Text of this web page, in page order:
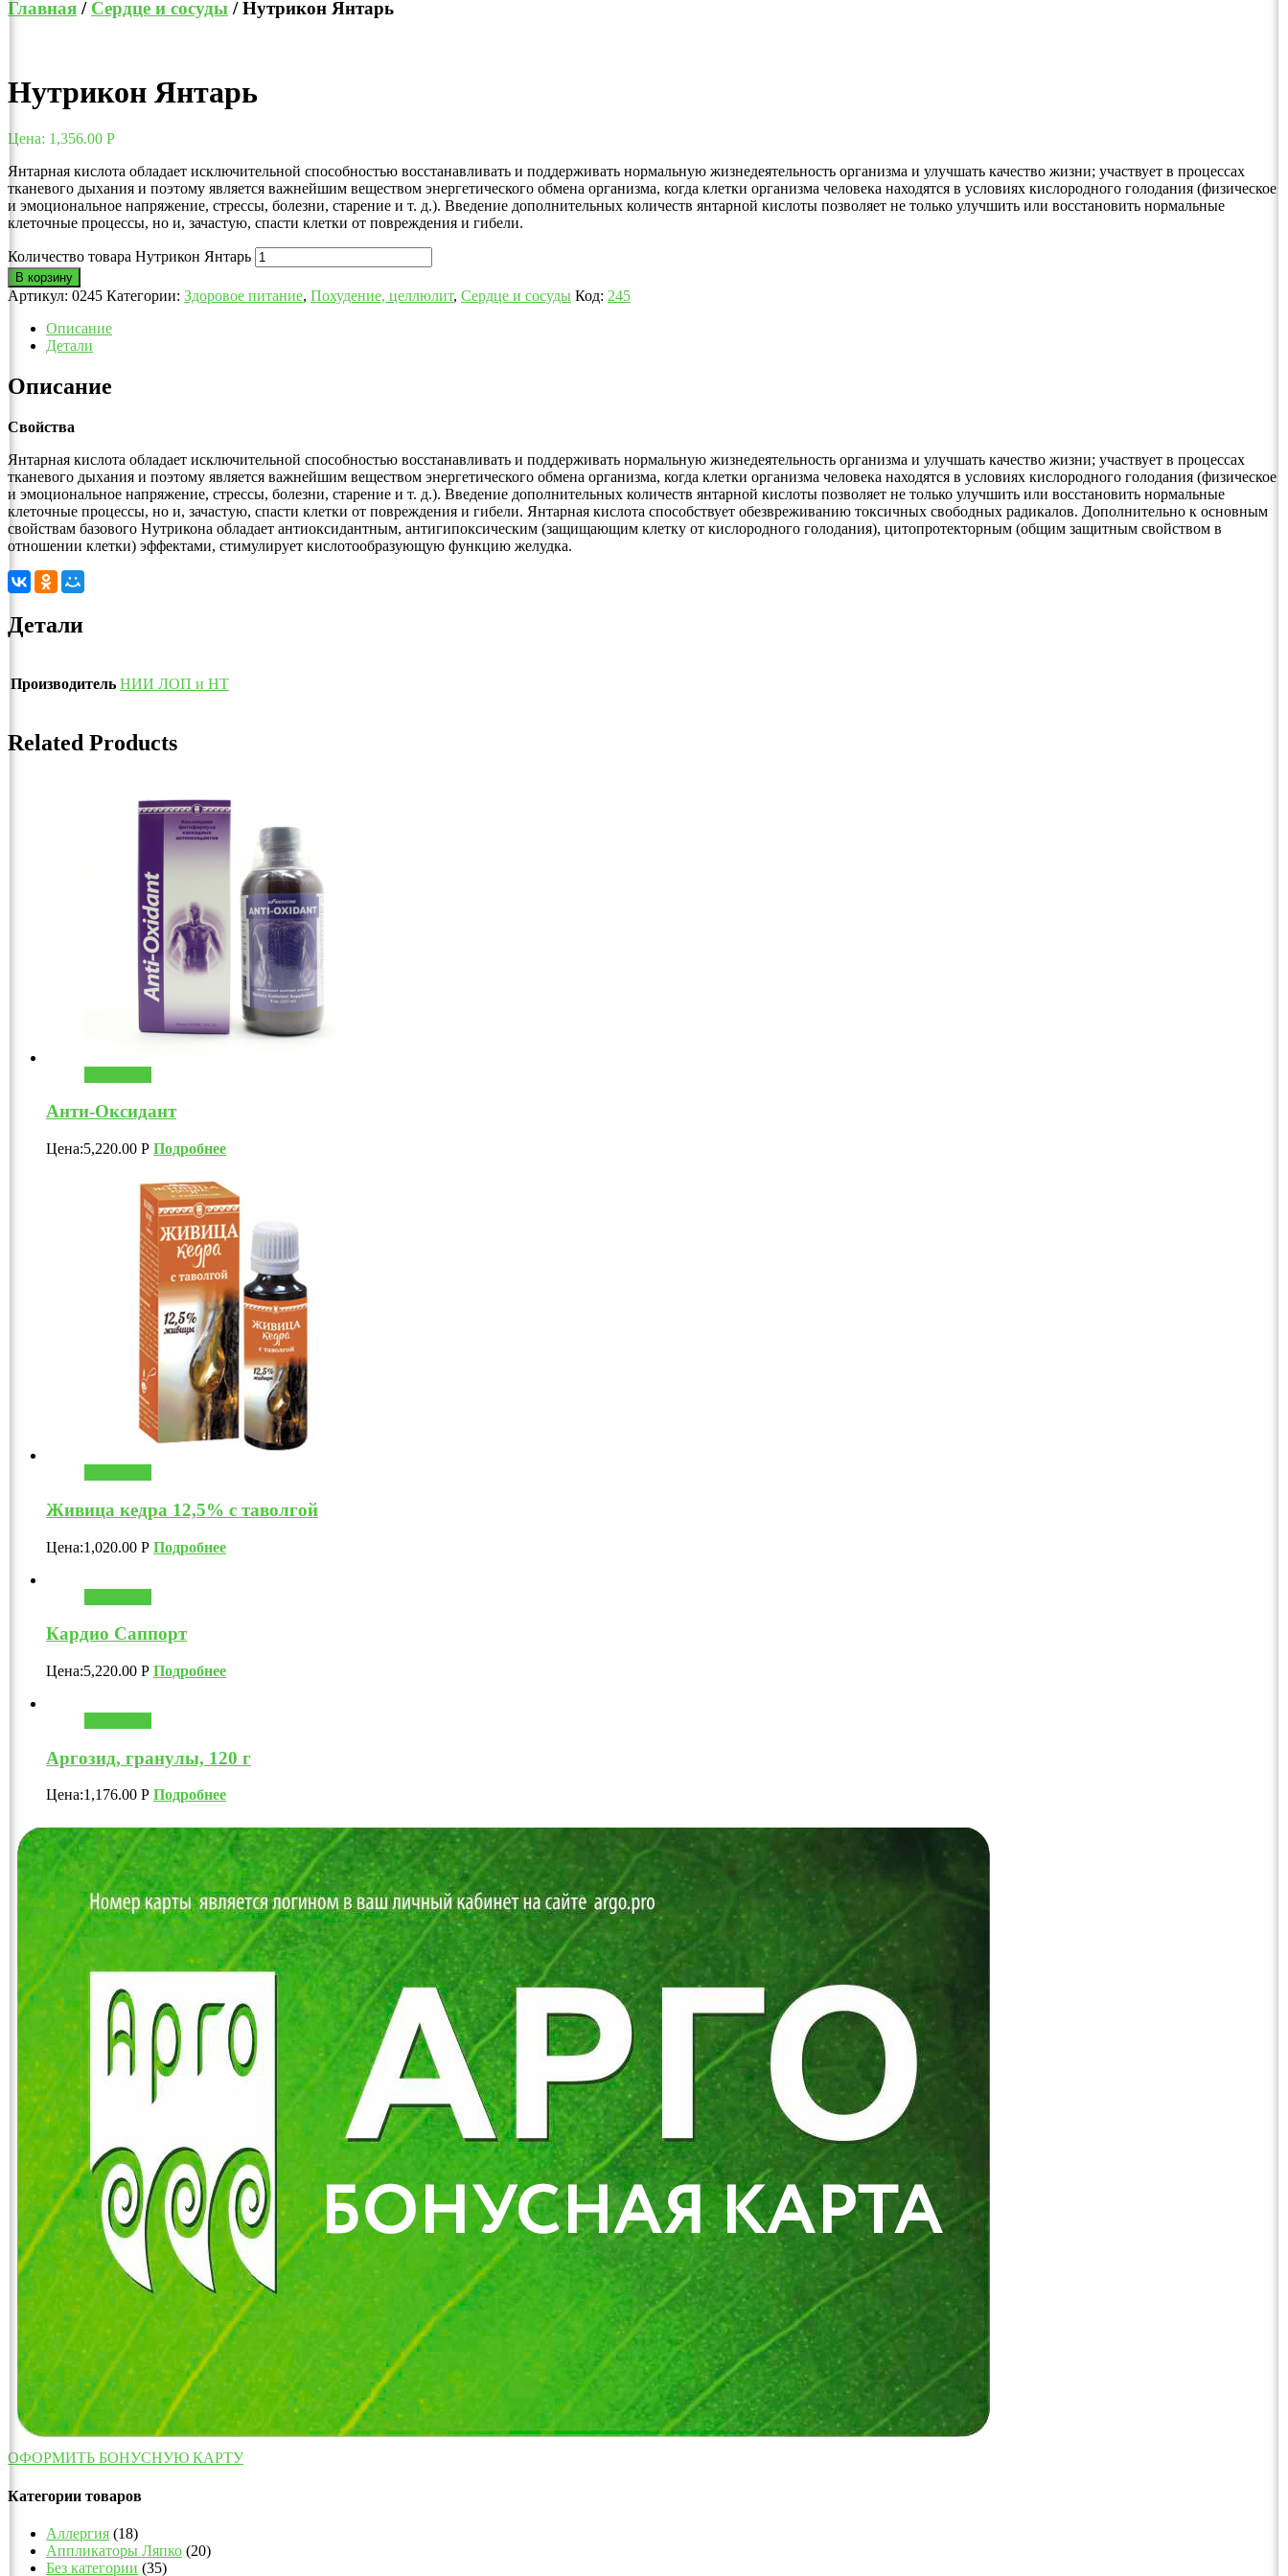
Главная / Сердце и сосуды / Нутрикон Янтарь
Нутрикон Янтарь
Цена: 1,356.00 Р
Янтарная кислота обладает исключительной способностью восстанавливать и поддерживать нормальную жизнедеятельность организма и улучшать качество жизни; участвует в процессах
тканевого дыхания и поэтому является важнейшим веществом энергетического обмена организма, когда клетки организма человека находятся в условиях кислородного голодания (физическое
и эмоциональное напряжение, стрессы, болезни, старение и т. д.). Введение дополнительных количеств янтарной кислоты позволяет не только улучшить или восстановить нормальные
клеточные процессы, но и, зачастую, спасти клетки от повреждения и гибели.
Количество товара Нутрикон Янтарь
В корзину
Артикул: 0245 Категории: Здоровое питание, Похудение, целлюлит, Сердце и сосуды Код: 245
Описание
Детали
Описание
Свойства
Янтарная кислота обладает исключительной способностью восстанавливать и поддерживать нормальную жизнедеятельность организма и улучшать качество жизни; участвует в процессах
тканевого дыхания и поэтому является важнейшим веществом энергетического обмена организма, когда клетки организма человека находятся в условиях кислородного голодания (физическое
и эмоциональное напряжение, стрессы, болезни, старение и т. д.). Введение дополнительных количеств янтарной кислоты позволяет не только улучшить или восстановить нормальные
клеточные процессы, но и, зачастую, спасти клетки от повреждения и гибели. Янтарная кислота способствует обезвреживанию токсичных свободных радикалов. Дополнительно к основным
свойствам базового Нутрикона обладает антиоксидантным, антигипоксическим (защищающим клетку от кислородного голодания), цитопротекторным (общим защитным свойством в
отношении клетки) эффектами, стимулирует кислотообразующую функцию желудка.
Детали
Производитель НИИ ЛОП и НТ
Related Products
Анти-Оксидант
Цена:5,220.00 Р Подробнее
Живица кедра 12,5% с таволгой
Цена:1,020.00 Р Подробнее
Кардио Саппорт
Цена:5,220.00 Р Подробнее
Аргозид, гранулы, 120 г
Цена:1,176.00 Р Подробнее
ОФОРМИТЬ БОНУСНУЮ КАРТУ
Категории товаров
Аллергия (18)
Аппликаторы Ляпко (20)
Без категории (35)